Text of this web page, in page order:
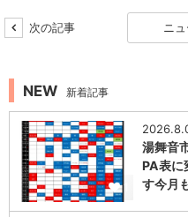
次の記事 ニ
NEW 新着記事
1
湯舞音
PA表に
す今月